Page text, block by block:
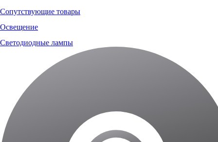
Сопутствующие товары
Освещение
Светодиодные лампы